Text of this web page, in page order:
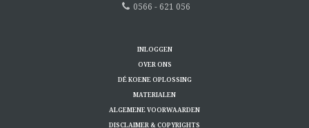
0566 - 621 056
INLOGGEN
OVER ONS
DÉ KOENE OPLOSSING
MATERIALEN
ALGEMENE VOORWAARDEN
DISCLAIMER & COPYRIGHTS